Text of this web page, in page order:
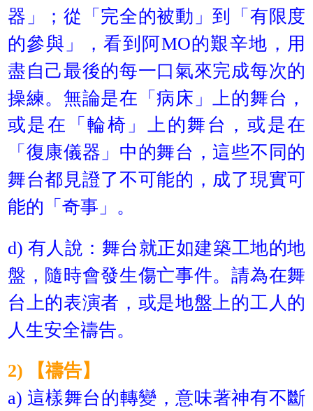
器」；從「完全的被動」到「有限度
的參與」，看到阿MO的艱辛地，用
盡自己最後的每一口氣來完成每次的
操練。無論是在「病床」上的舞台，
或是在「輪椅」上的舞台，或是在
「復康儀器」中的舞台，這些不同的
舞台都見證了不可能的，成了現實可
能的「奇事」。
d) 有人說：舞台就正如建築工地的地
盤，隨時會發生傷亡事件。請為在舞
台上的表演者，或是地盤上的工人的
人生安全禱告。
2) 【禱告】
a) 這樣舞台的轉變，意味著神有不斷